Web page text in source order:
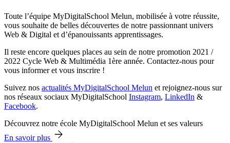
Toute l’équipe MyDigitalSchool Melun, mobilisée à votre réussite,
vous souhaite de belles découvertes de notre passionnant univers
Web & Digital et d’épanouissants apprentissages.
Il reste encore quelques places au sein de notre promotion 2021 /
2022 Cycle Web & Multimédia 1ère année. Contactez-nous pour
vous informer et vous inscrire !
Suivez nos actualités MyDigitalSchool Melun et rejoignez-nous sur
nos réseaux sociaux MyDigitalSchool Instagram, LinkedIn &
Facebook.
Découvrez notre école MyDigitalSchool Melun et ses valeurs
En savoir plus